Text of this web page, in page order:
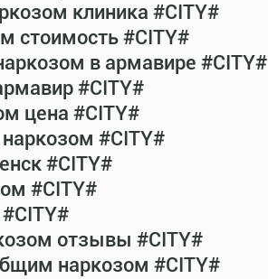
клиника #CITY#
стоимость #CITY#
в армавире #CITY#
#CITY#
цена #CITY#
#CITY#
#CITY#
#CITY#
отзывы #CITY#
наркозом #CITY#